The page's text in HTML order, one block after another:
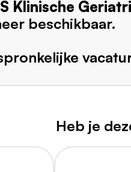
Klinische
beschikbaar.
Heb je